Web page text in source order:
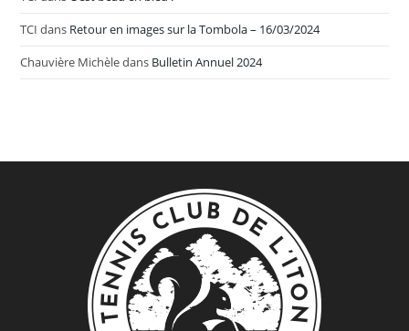
TCI dans Retour en images sur la Tombola – 16/03/2024
Chauvière Michèledans Bulletin Annuel 2024